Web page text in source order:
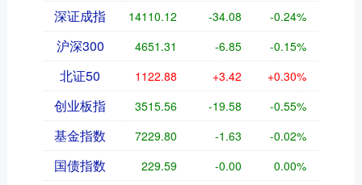
深证成指 14110.12 -34.08 -0.24%
沪深300 4651.31 -6.85 -0.15%
北证50 1122.88 +3.42 +0.30%
创业板指 3515.56 -19.58 -0.55%
基金指数 7229.80 -1.63 -0.02%
国债指数 229.59 -0.00 0.00%